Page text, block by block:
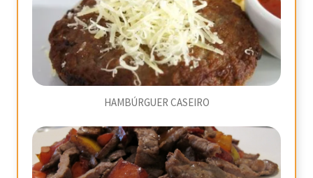
HAMBÚRGUER CASEIRO